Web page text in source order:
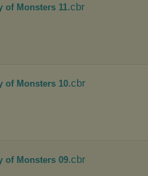
of Monsters 11.cbr
of Monsters 10.cbr
of Monsters 09.cbr